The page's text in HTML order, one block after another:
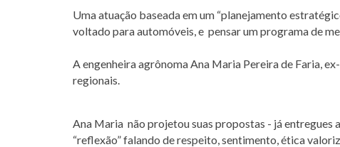
Uma atuação baseada em um “planejamento
voltado para automóveis, e pensar um programa de
A engenheira agrônoma Ana Maria Pereira de Faria,
regionais.
Ana Maria não projetou suas propostas - já entregues
“reflexão” falando de respeito, sentimento, ética